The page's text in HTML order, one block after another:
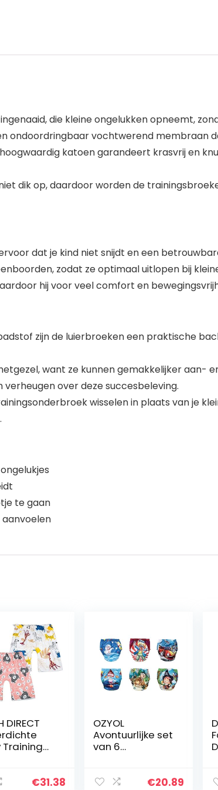
die kleine ongelukken opneemt,
ondoordringbaar vochtwerend membraan
katoen garandeert krasvrij en
dik op, daardoor worden de
dat je kind niet snijdt en een
zodat ze optimaal uitlopen bij
hij voor veel comfort en
zijn de luierbroeken een praktische
want ze kunnen gemakkelijker aan-
over deze succesbeleving.
wisselen in plaats van je
te gaan
DIRECT
Training
Broek
€31.38
OZYOL
Avontuurlijke set
van 6
trainingsbroeke
€20.89